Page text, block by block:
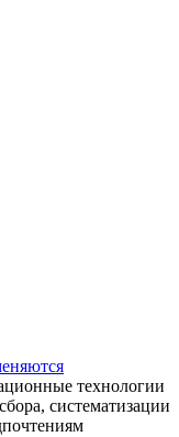
технологии
систематизации